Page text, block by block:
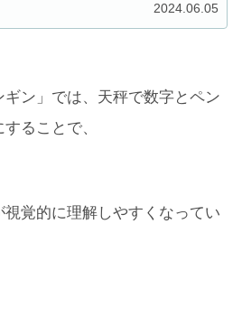
2024.06.05
ン」では、天秤で数字とペン
ることで、
視覚的に理解しやすくなってい